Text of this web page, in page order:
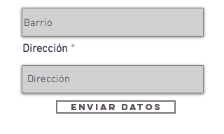
Dirección
Enviar Datos